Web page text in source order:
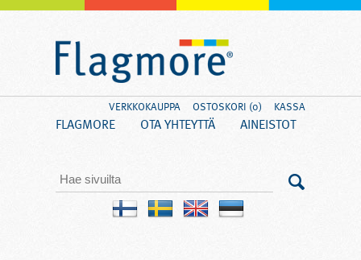
FLAGMORE OTA YHTEYTTÄ AINEISTOT
VERKKOKAUPPA OSTOSKORI (0) KASSA